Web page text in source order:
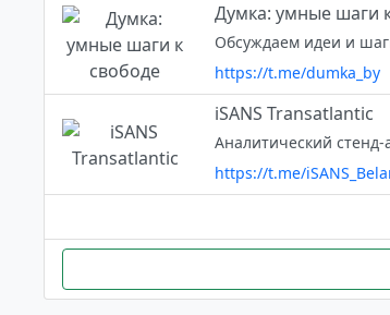
Думка: умные шаги
https://t.me/dumka_by
iSANS Transatlantic
Аналитический
https://t.me/